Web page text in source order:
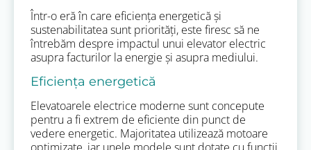
Într-o eră în care eficiența energetică și
sustenabilitatea sunt priorități, este firesc să ne
întrebăm despre impactul unui elevator electric
asupra facturilor la energie și asupra mediului.
Eficiența energetică
Elevatoarele electrice moderne sunt concepute
pentru a fi extrem de eficiente din punct de
vedere energetic. Majoritatea utilizează motoare